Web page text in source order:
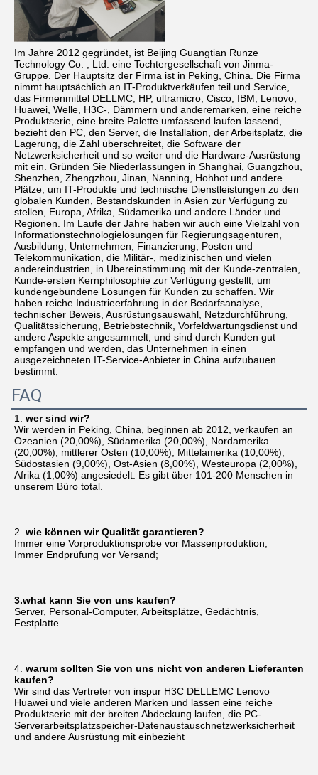
Im Jahre 2012 gegründet, ist Beijing Guangtian Runze
Technology Co. , Ltd. eine Tochtergesellschaft von Jinma-
Gruppe. Der Hauptsitz der Firma ist in Peking, China. Die Firma
nimmt hauptsächlich an IT-Produktverkäufen teil und Service,
das Firmenmittel DELLMC, HP, ultramicro, Cisco, IBM, Lenovo,
Huawei, Welle, H3C-, Dämmern und anderemarken, eine reiche
Produktserie, eine breite Palette umfassend laufen lassend,
bezieht den PC, den Server, die Installation, der Arbeitsplatz, die
Lagerung, die Zahl überschreitet, die Software der
Netzwerksicherheit und so weiter und die Hardware-Ausrüstung
mit ein. Gründen Sie Niederlassungen in Shanghai, Guangzhou,
Shenzhen, Zhengzhou, Jinan, Nanning, Hohhot und andere
Plätze, um IT-Produkte und technische Dienstleistungen zu den
globalen Kunden, Bestandskunden in Asien zur Verfügung zu
stellen, Europa, Afrika, Südamerika und andere Länder und
Regionen. Im Laufe der Jahre haben wir auch eine Vielzahl von
Informationstechnologielösungen für Regierungsagenturen,
Ausbildung, Unternehmen, Finanzierung, Posten und
Telekommunikation, die Militär-, medizinischen und vielen
andereindustrien, in Übereinstimmung mit der Kunde-zentralen,
Kunde-ersten Kernphilosophie zur Verfügung gestellt, um
kundengebundene Lösungen für Kunden zu schaffen. Wir
haben reiche Industrieerfahrung in der Bedarfsanalyse,
technischer Beweis, Ausrüstungsauswahl, Netzdurchführung,
Qualitätssicherung, Betriebstechnik, Vorfeldwartungsdienst und
andere Aspekte angesammelt, und sind durch Kunden gut
empfangen und werden, das Unternehmen in einen
ausgezeichneten IT-Service-Anbieter in China aufzubauen
bestimmt.
FAQ
1. wer sind wir?
Wir werden in Peking, China, beginnen ab 2012, verkaufen an
Ozeanien (20,00%), Südamerika (20,00%), Nordamerika
(20,00%), mittlerer Osten (10,00%), Mittelamerika (10,00%),
Südostasien (9,00%), Ost-Asien (8,00%), Westeuropa (2,00%),
Afrika (1,00%) angesiedelt. Es gibt über 101-200 Menschen in
unserem Büro total.
2. wie können wir Qualität garantieren?
Immer eine Vorproduktionsprobe vor Massenproduktion;
Immer Endprüfung vor Versand;
3.what kann Sie von uns kaufen?
Server, Personal-Computer, Arbeitsplätze, Gedächtnis,
Festplatte
4. warum sollten Sie von uns nicht von anderen Lieferanten
kaufen?
Wir sind das Vertreter von inspur H3C DELLEMC Lenovo
Huawei und viele anderen Marken und lassen eine reiche
Produktserie mit der breiten Abdeckung laufen, die PC-
Serverarbeitsplatzspeicher-Datenaustauschnetzwerksicherheit
und andere Ausrüstung mit einbezieht